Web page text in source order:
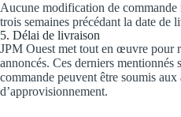
Aucune modification de commande
trois semaines précédant la date de
5. Délai de livraison
JPM Ouest met tout en œuvre pour
annoncés. Ces derniers mentionnés
commande peuvent être soumis
d’approvisionnement.